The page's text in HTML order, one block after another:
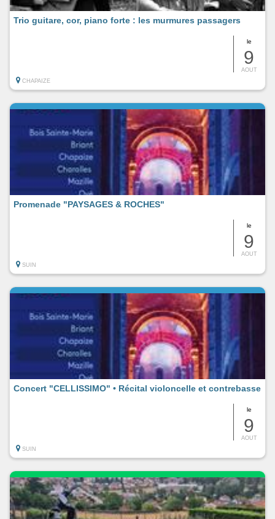
le
9
AOUT
Trio guitare, cor, piano forte : les murmures passagers
CHAPAIZE
le
9
AOUT
Promenade "PAYSAGES & ROCHES"
SUIN
le
9
AOUT
Concert "CELLISSIMO" • Récital violoncelle et contrebasse
SUIN